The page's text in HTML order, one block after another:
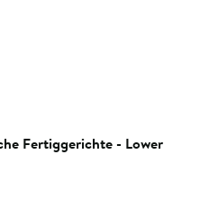
Fertiggerichte - Lower